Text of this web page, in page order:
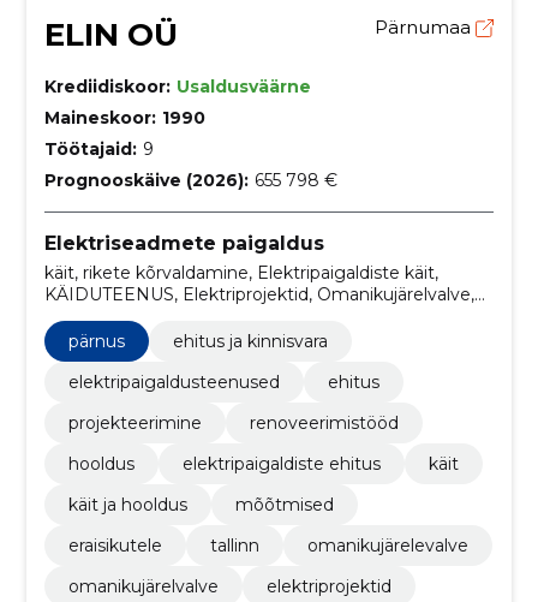
ELIN OÜ Pärnumaa
Krediidiskoor: Usaldusväärne
Maineskoor: 1990
Töötajaid: 9
Prognooskäive (2026): 655 798 €
Elektriseadmete paigaldus
käit, rikete kõrvaldamine, Elektripaigaldiste käit,
KÄIDUTEENUS, Elektriprojektid, Omanikujärelvalve,
Omanikujärelevalve, tallinn, eraisikutele, mõõtmised
pärnus
ehitus ja kinnisvara
elektripaigaldusteenused
ehitus
projekteerimine
renoveerimistööd
hooldus
elektripaigaldiste ehitus
käit
käit ja hooldus
mõõtmised
eraisikutele
tallinn
omanikujärelevalve
omanikujärelvalve
elektriprojektid